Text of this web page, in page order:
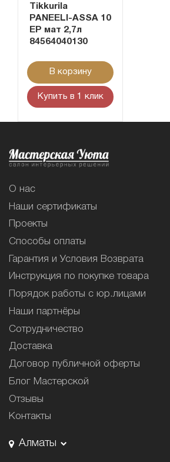
Tikkurila
PANEELI-ASSA 10
EP мат 2,7л
84564040130
В корзину
Купить в 1 клик
О нас
Наши сертификаты
Проекты
Способы оплаты
Гарантия и Условия Возврата
Инструкция по покупке товара
Порядок работы с юр.лицами
Наши партнёры
Сотрудничество
Доставка
Договор публичной оферты
Блог Мастерской
Отзывы
Контакты
Алматы